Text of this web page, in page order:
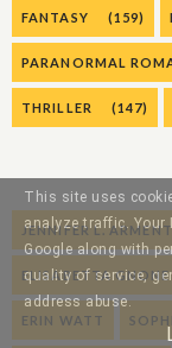
FANTASY (159)
PARANORMAL
THRILLER (147)
JENNIFER L.
ELISABETTA GNONE
ERIN WATT
This site uses
analyze traffic. Your
Google along with
quality of service,
address abuse.